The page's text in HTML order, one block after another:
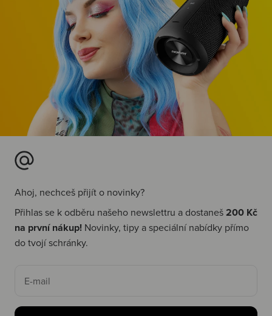
Ahoj, nechceš přijít o novinky?
Přihlas se k odběru našeho newslettru a dostaneš200 Kč
na první nákup! Novinky, tipy a speciální nabídky přímo
do tvojí schránky.
E-mail